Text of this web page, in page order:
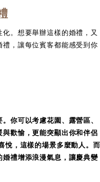
。想要舉辦這樣的婚禮，又
，讓每位賓客都能感受到你
你可以考慮花園、露營區、
歡愉，更能突顯出你和伴侶
悅，這樣的場景多麼動人。而
禮增添浪漫氣息，讓慶典變